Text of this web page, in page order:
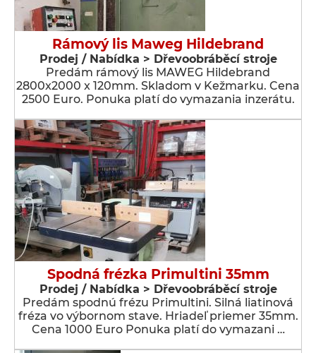
Rámový lis Maweg Hildebrand
Prodej / Nabídka > Dřevoobráběcí stroje
Predám rámový lis MAWEG Hildebrand
2800x2000 x 120mm. Skladom v Kežmarku. Cena
2500 Euro. Ponuka platí do vymazania inzerátu.
Spodná frézka Primultini 35mm
Prodej / Nabídka > Dřevoobráběcí stroje
Predám spodnú frézu Primultini. Silná liatinová
fréza vo výbornom stave. Hriadeľ priemer 35mm.
Cena 1000 Euro Ponuka platí do vymazani …